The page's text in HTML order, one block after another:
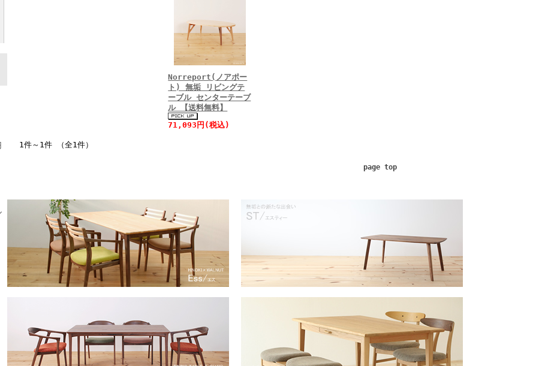
Norreport(ノアポー
ト) 無垢 リビングテ
ーブル センターテーブ
ル 【送料無料】
71,093円(税込)
1件～1件 （全1件）
page top